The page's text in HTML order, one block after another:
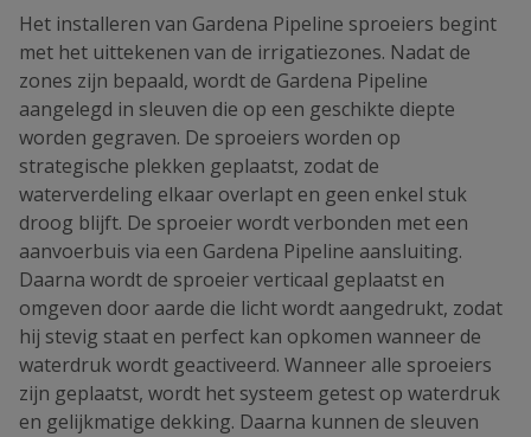
Het installeren van Gardena Pipeline sproeiers begint
met het uittekenen van de irrigatiezones. Nadat de
zones zijn bepaald, wordt de Gardena Pipeline
aangelegd in sleuven die op een geschikte diepte
worden gegraven. De sproeiers worden op
strategische plekken geplaatst, zodat de
waterverdeling elkaar overlapt en geen enkel stuk
droog blijft. De sproeier wordt verbonden met een
aanvoerbuis via een Gardena Pipeline aansluiting.
Daarna wordt de sproeier verticaal geplaatst en
omgeven door aarde die licht wordt aangedrukt, zodat
hij stevig staat en perfect kan opkomen wanneer de
waterdruk wordt geactiveerd. Wanneer alle sproeiers
zijn geplaatst, wordt het systeem getest op waterdruk
en gelijkmatige dekking. Daarna kunnen de sleuven